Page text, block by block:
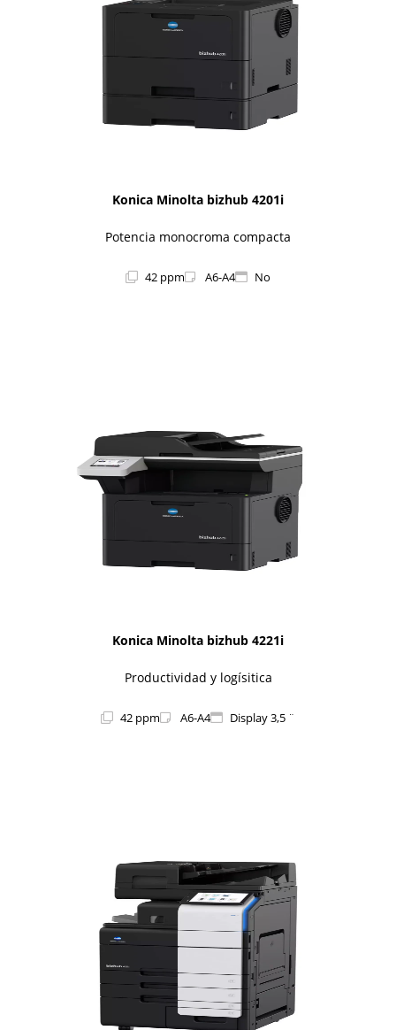
Konica Minolta bizhub 4201i
Potencia monocroma compacta
42 ppm A6-A4 No
Konica Minolta bizhub 4221i
Productividad y logísitica
42 ppm A6-A4 Display 3,5 ¨